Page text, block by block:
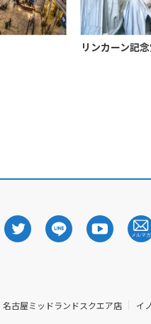
リンカーン記
名古屋ミッドランドスクエア店 イ